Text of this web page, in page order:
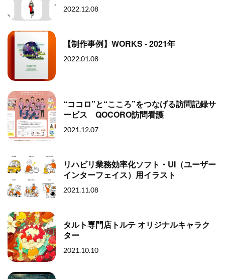
2022.12.08
【制作事例】WORKS - 2021年
2022.01.08
“ココロ”と“こころ”をつなげる訪問記録サ
ービス QOCORO訪問看護
2021.12.07
リハビリ業務効率化ソフト・UI（ユーザー
インターフェイス）用イラスト
2021.11.08
タルト専門店トルテ オリジナルキャラク
ター
2021.10.10